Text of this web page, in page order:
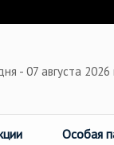
- 07 августа 2026
Особая